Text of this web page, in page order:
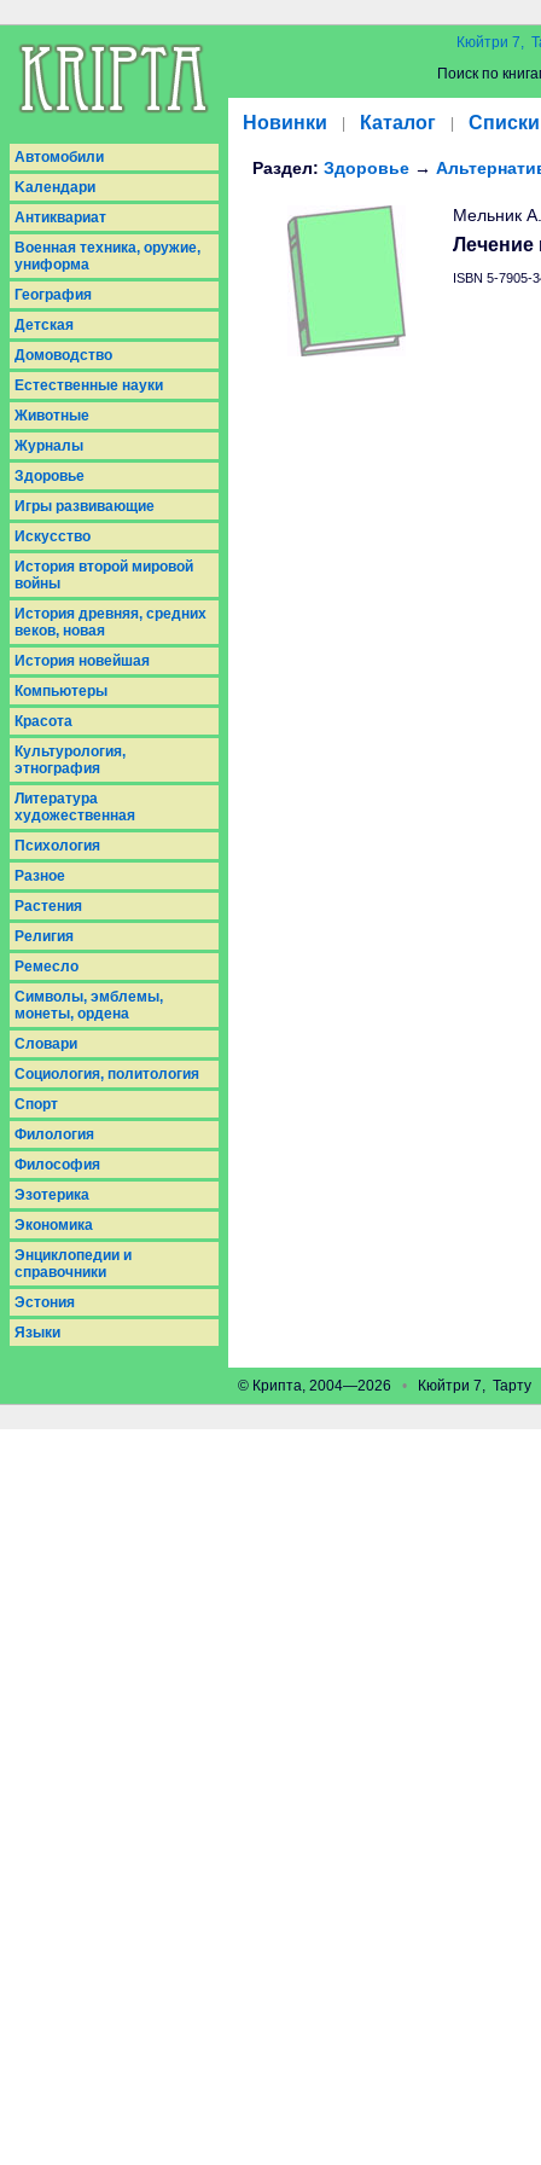
Кюйтри 7,
Поиск по
Новинки Каталог Списки
Aвтомобили
Kалендари
Антиквариат
Военная техника, оружие,
униформа
География
Детская
Домоводство
Естественные науки
Животные
Журналы
Здоровье
Игры развивающие
Искусство
История второй мировой
войны
История древняя, средних
веков, новая
История новейшая
Компьютеры
Красота
Культурология,
этнография
Литература
художественная
Психология
Разное
Растения
Религия
Ремесло
Символы, эмблемы,
монеты, ордена
Словари
Социология, политология
Спорт
Филология
Философия
Эзотерика
Экономика
Энциклопедии и
справочники
Эстония
Языки
Раздел: Здоровье →
Мельник
Лечение
ISBN 5-7905-
© Крипта, 2004—2026 • Кюйтри 7, Тарту